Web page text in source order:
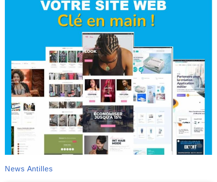
News Antilles